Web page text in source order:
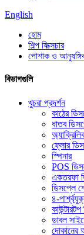
English
হোম
শিল্প ফিক্সচার
পোশাক ও
বিভাগগুলি
খুচরা প্রদর্শন
কাঠের
ধাতব
ফ্লোর
স্পিনার
POS
একতরফা
ডিসপ্লে
৪-
ডাবল
দোকানের